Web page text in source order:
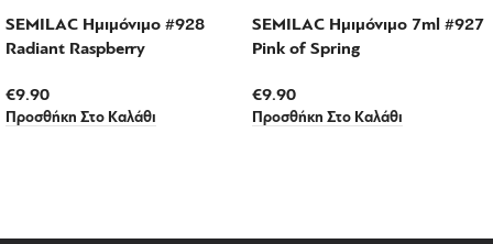
SEMILAC Ημιμόνιμο #928
Radiant Raspberry
€9.90
Προσθήκη Στο Καλάθι
SEMILAC Ημιμόνιμο 7ml #927
Pink of Spring
€9.90
Προσθήκη Στο Καλάθι